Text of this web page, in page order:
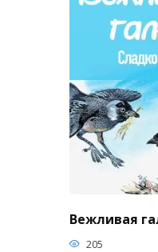
Вежливая
205